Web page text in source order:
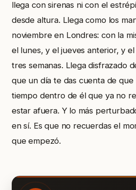
llega con sirenas ni con el
desde altura. Llega como los
noviembre en Londres: con la
el lunes, y el jueves anterior, y
tres semanas. Llega disfrazado
que un día te das cuenta de que
tiempo dentro de él que ya no
estar afuera. Y lo más
en sí. Es que no recuerdas el
que empezó.